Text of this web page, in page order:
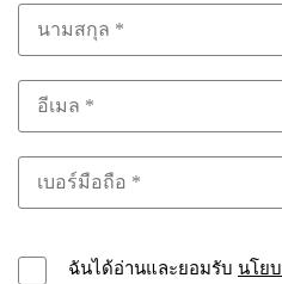
ฉันได้อ่านและยอมรับ นโย